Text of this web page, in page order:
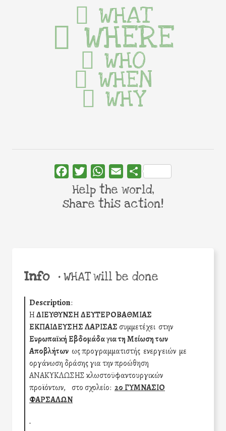
Info •WHAT will be done
Description:
ΗΔΙΕΥΘΥΝΣΗ ΔΕΥΤΕΡΟΒΑΘΜΙΑΣ
ΕΚΠΑΙΔΕΥΣΗΣ ΛΑΡΙΣΑΣ συμμετέχει στην
Ευρωπαϊκή Εβδομάδα για τη Μείωση των
Αποβλήτων ως προγραμματιστής ενεργειών με
οργάνωση δράσης για την προώθηση
ΑΝΑΚΥΚΛΩΣΗΣ κλωστοϋφαντουργικών
προϊόντων,
στο σχολείο: 2ο ΓΥΜΝΑΣΙΟ
ΦΑΡΣΑΛΩΝ
WHAT
WHERE
WHO
WHEN
WHY
FacebookTwitterWhatsApp
Email Share
Help the world,
share this action!